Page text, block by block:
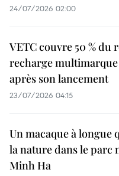
24/07/2026 02:00
VETC couvre 50 % du
recharge
après son lancement
23/07/2026 04:15
Un macaque à longue
la nature dans le parc
Minh Ha